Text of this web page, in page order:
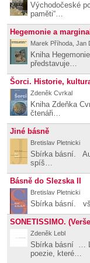
Východočeské
paměti“…
Hegemonie a
Marek Příhoda, Jan
Kniha
představuje…
Šorci. Historie,
Zdeněk Cvrkal
Kniha Zdeňka
čtenáři…
Jiné básně
Bretislav Pletnicki
Sbírka básní.
spíš…
Básně do Slezska II
Bretislav Pletnicki
Sbírka básní.
SONETISSIMO.
Zdeněk Lebl
Sbírka básní …
poezie, které…